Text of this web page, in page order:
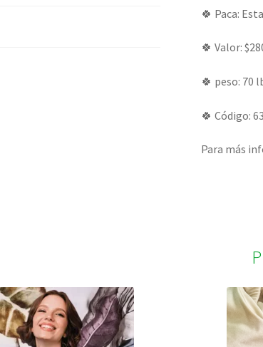
­­🍀 Paca:
🍀 Valor:
🍀 peso: 70
🍀 Código:
Para más